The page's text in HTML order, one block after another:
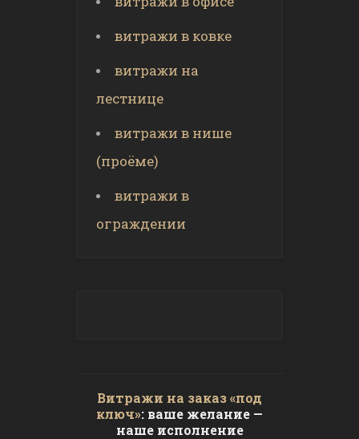
витражи в ковке
витражи на
лестнице
витражи в нише
(проёме)
витражи в
ограждении
Витражи на заказ «под
ключ»: ваше желание —
наше исполнение